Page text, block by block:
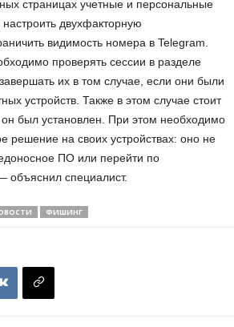
страницах учетные и персональные
двухфакторную
видимость номера в Telegram.
проверять сессии в разделе
их в том случае, если они были
устройств. Также в этом случае стоит
был установлен. При этом необходимо
решение на своих устройствах: оно не
ПО или перейти по
объяснил специалист.
ФИШИНГ